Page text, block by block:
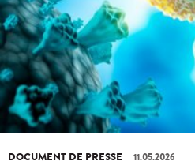
DOCUMENT DE PRESSE 11.05.2026